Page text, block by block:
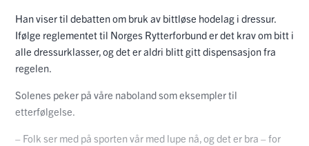
Han viser til debatten om bruk av bittløse hodelag i dressur.
Ifølge reglementet til Norges Rytterforbund er det krav om bitt i
alle dressurklasser, og det er aldri blitt gitt dispensasjon fra
regelen.
Solenes peker på våre naboland som eksempler til
etterfølgelse.
– Folk ser med på sporten vår med lupe nå, og det er bra – for